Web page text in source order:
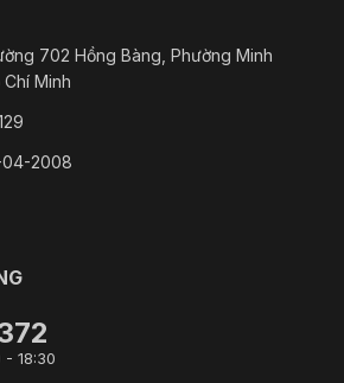
702 Hồng Bàng, Phường Minh
Minh
2008
18:30